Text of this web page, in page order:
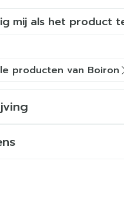
mij als het product
producten van Boiron